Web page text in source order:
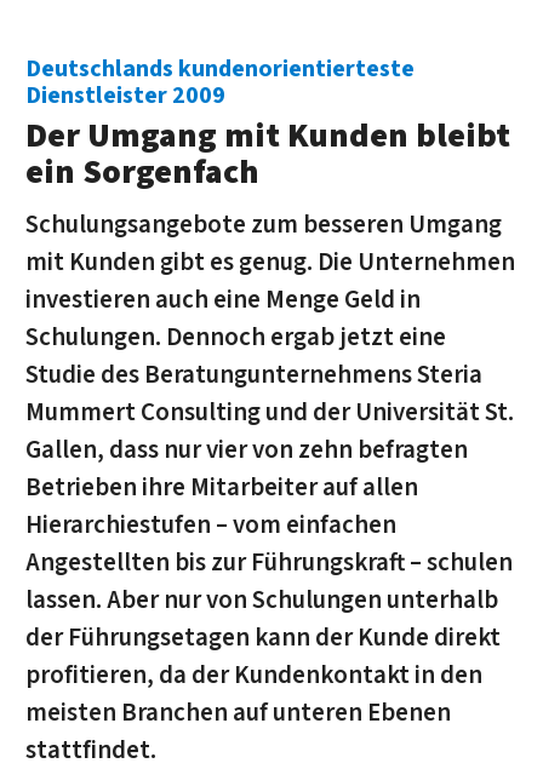
Deutschlands kundenorientierteste
Dienstleister 2009
Der Umgang mit Kunden bleibt
ein Sorgenfach
Schulungsangebote zum besseren Umgang
mit Kunden gibt es genug. Die Unternehmen
investieren auch eine Menge Geld in
Schulungen. Dennoch ergab jetzt eine
Studie des Beratungunternehmens Steria
Mummert Consulting und der Universität St.
Gallen, dass nur vier von zehn befragten
Betrieben ihre Mitarbeiter auf allen
Hierarchiestufen – vom einfachen
Angestellten bis zur Führungskraft – schulen
lassen. Aber nur von Schulungen unterhalb
der Führungsetagen kann der Kunde direkt
profitieren, da der Kundenkontakt in den
meisten Branchen auf unteren Ebenen
stattfindet.